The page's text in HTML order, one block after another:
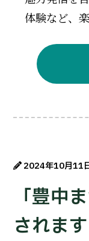
体験など、
2024年10月11
「豊中
されます